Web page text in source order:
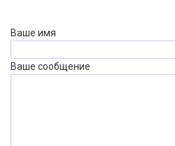
Ваше имя
Ваше сообщение